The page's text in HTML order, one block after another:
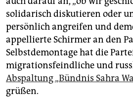
solidarisch diskutieren oder
persönlich angreifen und
appellierte Schirmer an den
Selbstdemontage hat die
migrationsfeindliche und
Abspaltung „Bündnis Sahra
grüßen.